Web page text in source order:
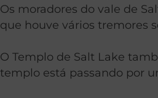
Os moradores do vale de
que houve vários tremores
O Templo de Salt Lake
templo está passando por